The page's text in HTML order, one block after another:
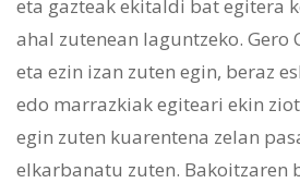
eta gazteak ekitaldi bat egitera
ahal zutenean laguntzeko. Gero
eta ezin izan zuten egin, beraz
edo marrazkiak egiteari ekin
egin zuten kuarentena zelan
elkarbanatu zuten. Bakoitzaren